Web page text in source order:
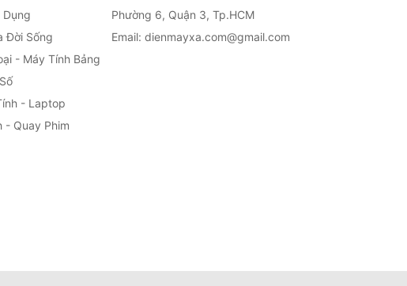
Dụng
Đời Sống
- Máy Tính Bảng
- Laptop
- Quay Phim
Phường 6, Quận 3, Tp.HCM
Email: dienmayxa.com@gmail.com